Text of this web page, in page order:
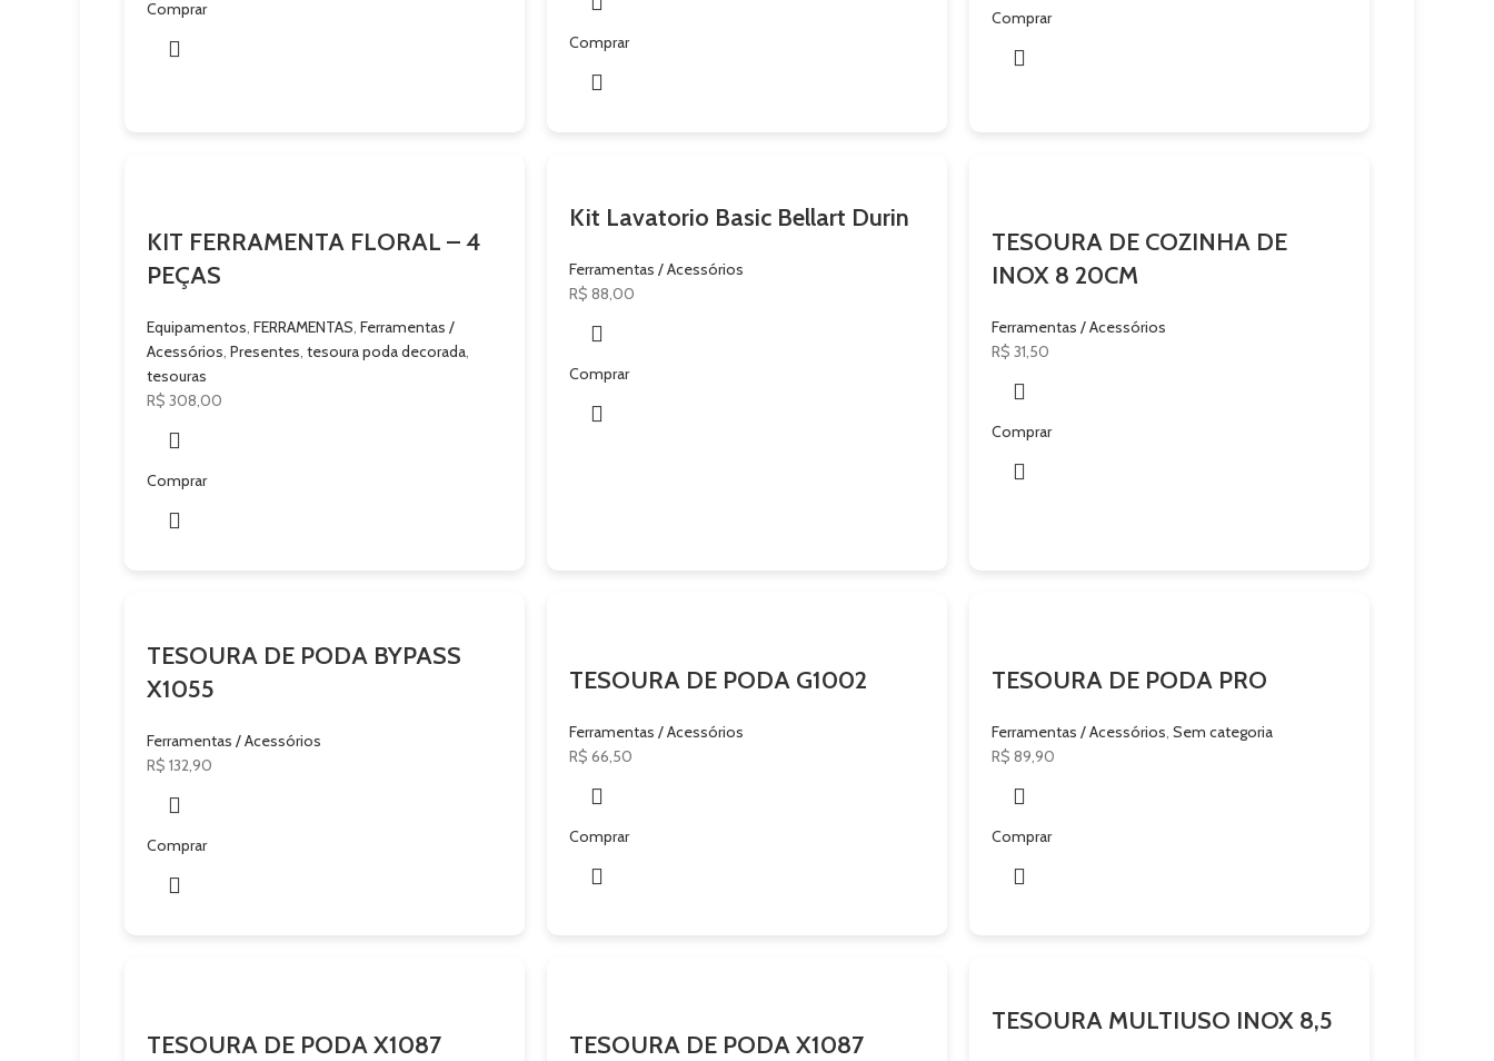
Comprar
Comprar
Comprar
KIT FERRAMENTA FLORAL – 4
PEÇAS
Equipamentos, FERRAMENTAS, Ferramentas /
Acessórios, Presentes, tesoura poda decorada,
tesouras
R$ 308,00
Comprar
Kit Lavatorio Basic Bellart Durin
Ferramentas / Acessórios
R$ 88,00
Comprar
TESOURA DE COZINHA DE
INOX 8 20CM
Ferramentas / Acessórios
R$ 31,50
Comprar
TESOURA DE PODA BYPASS
X1055
Ferramentas / Acessórios
R$ 132,90
Comprar
TESOURA DE PODA G1002
Ferramentas / Acessórios
R$ 66,50
Comprar
TESOURA DE PODA PRO
Ferramentas / Acessórios, Sem categoria
R$ 89,90
Comprar
TESOURA DE PODA X1087 TESOURA DE PODA X1087
TESOURA MULTIUSO INOX 8,5